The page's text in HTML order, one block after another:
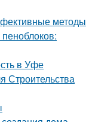
методы
в Уфе
Строительства